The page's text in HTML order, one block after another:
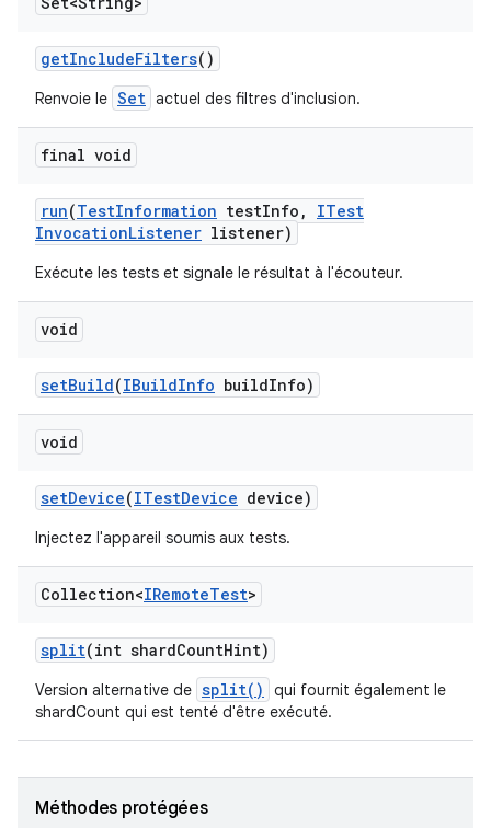
getIncludeFilters()
Renvoie le Set actuel des filtres d'inclusion.
final void
run(TestInformation testInfo ,
ITest
InvocationListener listener)
Exécute les tests et signale le résultat à l'écouteur.
void
setBuild(IBuildInfo buildInfo)
void
setDevice(ITestDevice device)
Injectez l'appareil soumis aux tests.
Collection<IRemoteTest>
split(int shardCountHint)
Version alternative de split()
qui fournit également le
shardCount qui est tenté d'être exécuté.
Méthodes protégées